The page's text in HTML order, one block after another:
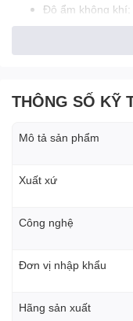
Độ ẩm không khí:
Có trang bị vôn
2. Vỏ thép tấm
Củ phát có lớp
Quấn 100% dây
Ứng dụng củ phát điện
THÔNG SỐ KỸ
Mô tả sản phẩm
Xuất xứ
Công nghệ
Đơn vị nhập khẩu
Hãng sản xuất